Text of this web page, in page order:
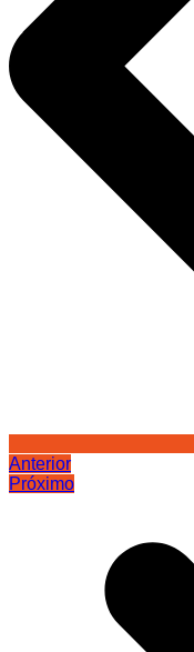
Anterior
Próximo